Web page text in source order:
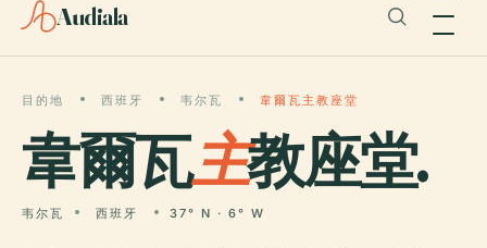
Audiala
目的地 西班牙 韦尔瓦 韋爾瓦主教座堂
韋爾瓦主教座堂.
韦尔瓦 西班牙 37° N · 6° W